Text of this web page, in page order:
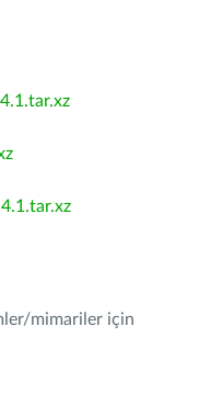
mimariler için